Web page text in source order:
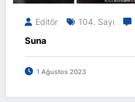
Editör 104. Sayı
Suna
1 Ağustos 2023